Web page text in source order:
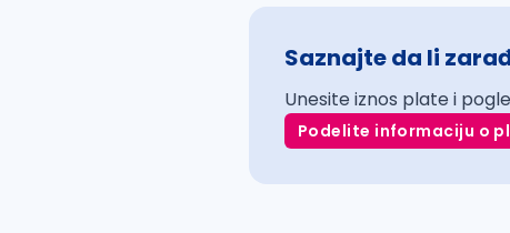
Saznajte da li
Unesite iznos plate i
Podelite informaciju o